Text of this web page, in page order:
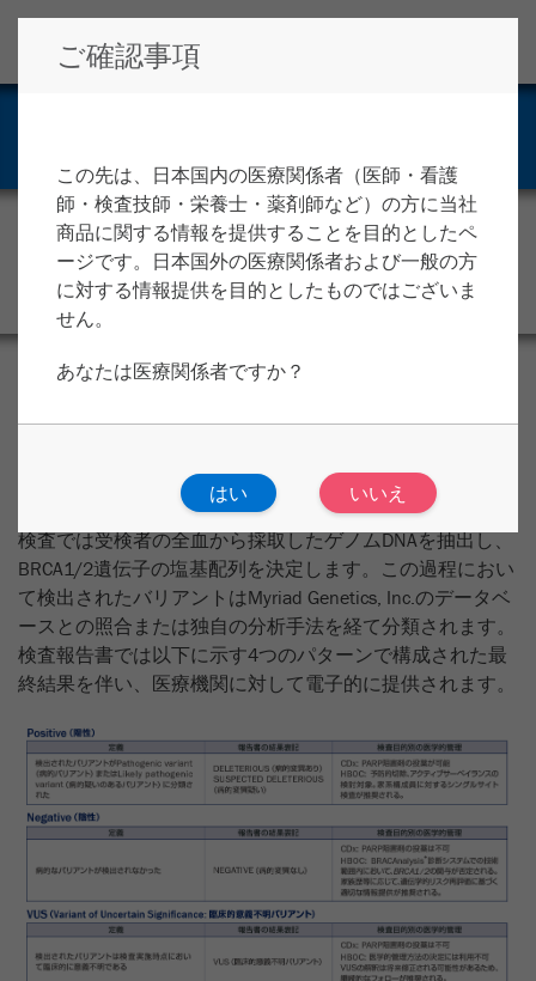
メラーゼ（PARP）阻害剤の投与可否判断を補助する、ま
症候群（HBOC）を特定し、医学的管理を決定することを
目的とした遺伝子検査（医療機器プログラム）です。 本
検査では受検者の全血から採取したゲノムDNAを抽出し、
BRCA1/2遺伝子の塩基配列を決定します。この過程におい
て検出されたバリアントはMyriad Genetics, Inc.のデータベ
ースとの照合または独自の分析手法を経て分類されます。
検査報告書では以下に示す4つのパターンで構成された最
終結果を伴い、医療機関に対して電子的に提供されます。
ご確認事項
この先は、日本国内の医療関係者（医師・看護
師・検査技師・栄養士・薬剤師など）の方に当社
商品に関する情報を提供することを目的としたペ
ージです。日本国外の医療関係者および一般の方
に対する情報提供を目的としたものではございま
せん。
あなたは医療関係者ですか？
はい いいえ